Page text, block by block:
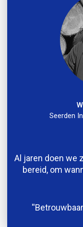
Seerden
Al jaren doen we
bereid, om